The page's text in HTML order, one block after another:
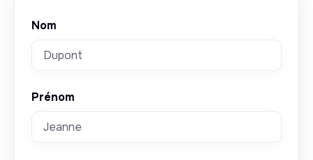
Nom
Prénom